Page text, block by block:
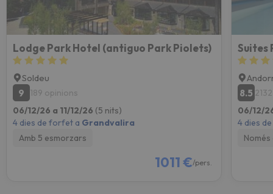
Lodge Park Hotel (antiguo Park Piolets)
Soldeu
9
189 opinions
06/12/26 a 11/12/26 (5 nits)
4 dies de forfet a Grandvalira
Amb 5 esmorzars
1011 €/pers.
Suites
8.5
06/12/
4 dies